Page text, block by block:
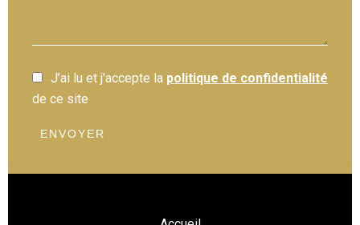
J’ai lu et j'accepte la politique de confidentialité
de ce site
ENVOYER